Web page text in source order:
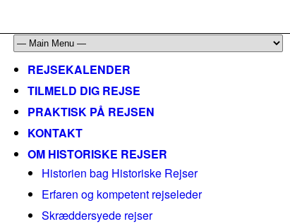
REJSEKALENDER
TILMELD DIG REJSE
PRAKTISK PÅ REJSEN
KONTAKT
OM HISTORISKE REJSER
Historien bag Historiske Rejser
Erfaren og kompetent rejseleder
Skræddersyede rejser